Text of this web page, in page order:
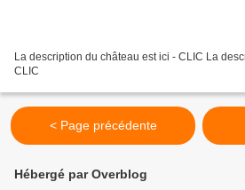
La description du château est ici - CLIC La
CLIC
< Page précédente
Hébergé par Overblog